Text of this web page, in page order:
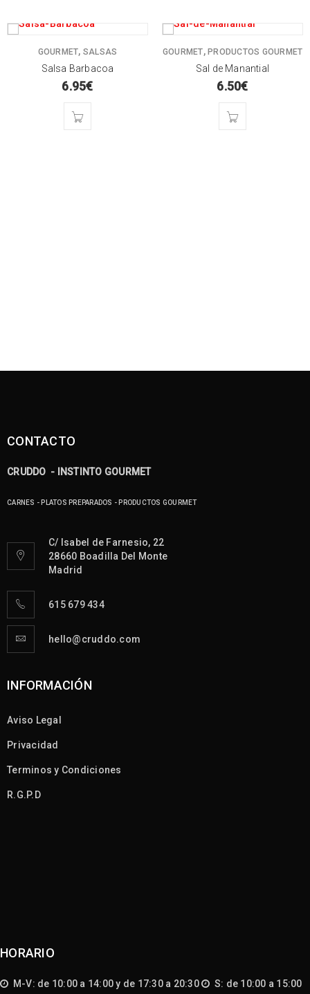
GOURMET, SALSAS
Salsa Barbacoa
6.95€
GOURMET, PRODUCTOS GOURMET
Sal de Manantial
6.50€
CONTACTO
CRUDDO - INSTINTO GOURMET
CARNES - PLATOS PREPARADOS - PRODUCTOS GOURMET
C/ Isabel de Farnesio, 22
28660 Boadilla Del Monte
Madrid
615 679 434
hello@cruddo.com
INFORMACIÓN
Aviso Legal
Privacidad
Terminos y Condiciones
R.G.P.D
HORARIO
M-V: de 10:00 a 14:00 y de 17:30 a 20:30 S: de 10:00 a 15:00